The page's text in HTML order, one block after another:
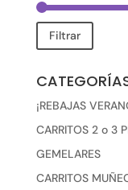
Filtrar
¡REBAJAS
CARRITOS 2 o 3
GEMELARES
CARRITOS